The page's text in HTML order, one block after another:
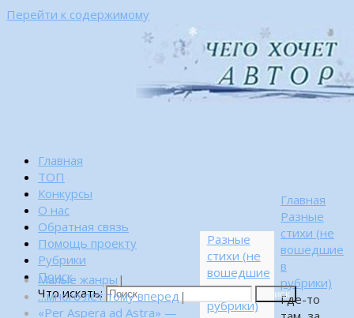
Перейти к содержимому
Главная
ТОП
Конкурсы
О нас
Обратная связь
Помощь проекту
Рубрики
Поиск
Что искать:
Поиск
Главная
Разные
стихи (не
вошедшие
в
рубрики)
Где-то
Разные
стихи (не
вошедшие
в
рубрики)
Малые жанры |
…много лет тому вперед |
«Per Aspera ad Astra» —